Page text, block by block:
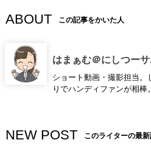
ABOUT この記事をかいた人
はまぁむ＠にしつー
ショート動画・撮影担当
りでハンディファンが相棒。
NEW POST このライターの最